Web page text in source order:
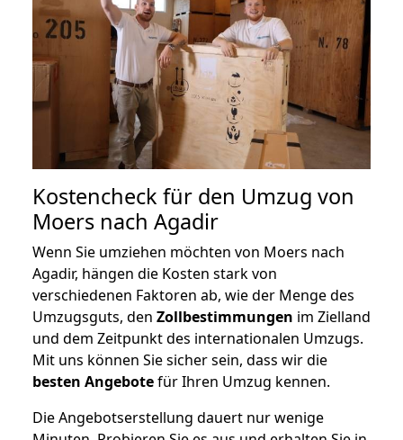
Kostencheck für den Umzug von
Moers nach Agadir
Wenn Sie umziehen möchten von Moers nach
Agadir, hängen die Kosten stark von
verschiedenen Faktoren ab, wie der Menge des
Umzugsguts, den Zollbestimmungen im Zielland
und dem Zeitpunkt des internationalen Umzugs.
Mit uns können Sie sicher sein, dass wir die
besten Angebotefür Ihren Umzug kennen.
Die Angebotserstellung dauert nur wenige